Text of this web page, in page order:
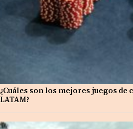
¿Cuáles son los mejores juegos de
LATAM?